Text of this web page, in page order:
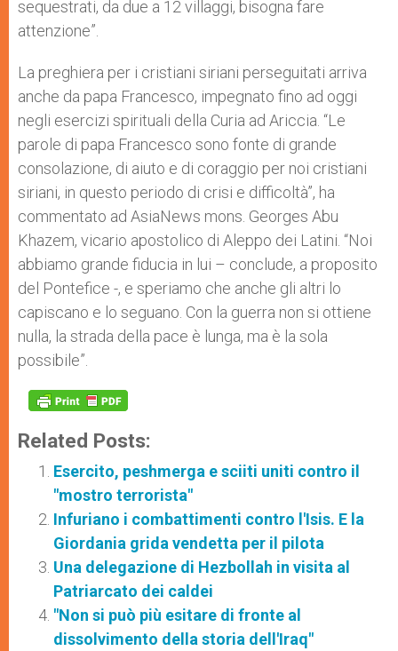
sequestrati, da due a 12 villaggi, bisogna fare
attenzione”.
La preghiera per i cristiani siriani perseguitati arriva
anche da papa Francesco, impegnato fino ad oggi
negli esercizi spirituali della Curia ad Ariccia. “Le
parole di papa Francesco sono fonte di grande
consolazione, di aiuto e di coraggio per noi cristiani
siriani, in questo periodo di crisi e difficoltà”, ha
commentato ad AsiaNews mons. Georges Abu
Khazem, vicario apostolico di Aleppo dei Latini. “Noi
abbiamo grande fiducia in lui – conclude, a proposito
del Pontefice -, e speriamo che anche gli altri lo
capiscano e lo seguano. Con la guerra non si ottiene
nulla, la strada della pace è lunga, ma è la sola
possibile”.
Related Posts:
Esercito, peshmerga e sciiti uniti contro il
"mostro terrorista"
Infuriano i combattimenti contro l'Isis. E la
Giordania grida vendetta per il pilota
Una delegazione di Hezbollah in visita al
Patriarcato dei caldei
"Non si può più esitare di fronte al
dissolvimento della storia dell'Iraq"